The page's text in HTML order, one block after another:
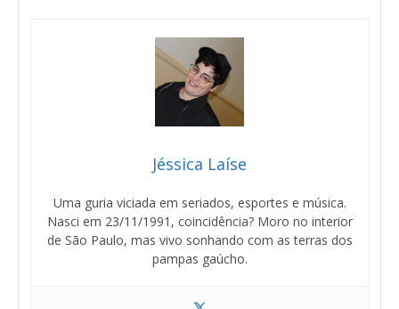
Jéssica Laíse
Uma guria viciada em seriados, esportes e música.
Nasci em 23/11/1991, coincidência? Moro no interior
de São Paulo, mas vivo sonhando com as terras dos
pampas gaúcho.